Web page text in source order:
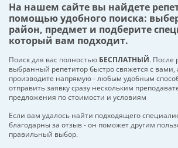
На нашем сайте вы найдете
помощью удобного поиска:
район, предмет и подберите
который вам подходит.
Поиск для вас полностью БЕСПЛАТНЫЙ. После
выбранный репетитор быстро свяжется с вами,
производите напрямую - любым удобным
отправить заявку сразу нескольким
предложения по стоимости и условиям
Если вам удалось найти подходящего
благодарны за отзыв - он поможет другим
правильный выбор.